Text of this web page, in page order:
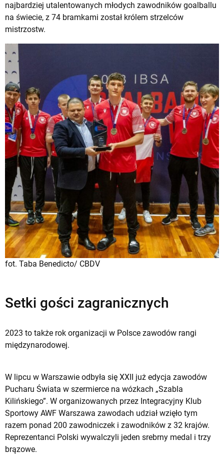
najbardziej utalentowanych młodych zawodników goalballu
na świecie, z 74 bramkami został królem strzelców
mistrzostw.
fot. Taba Benedicto/ CBDV
Setki gości zagranicznych
2023 to także rok organizacji w Polsce zawodów rangi
międzynarodowej.
W lipcu w Warszawie odbyła się XXII już edycja zawodów
Pucharu Świata w szermierce na wózkach „Szabla
Kilińskiego”. W organizowanych przez Integracyjny Klub
Sportowy AWF Warszawa zawodach udział wzięło tym
razem ponad 200 zawodniczek i zawodników z 32 krajów.
Reprezentanci Polski wywalczyli jeden srebrny medal i trzy
brązowe.